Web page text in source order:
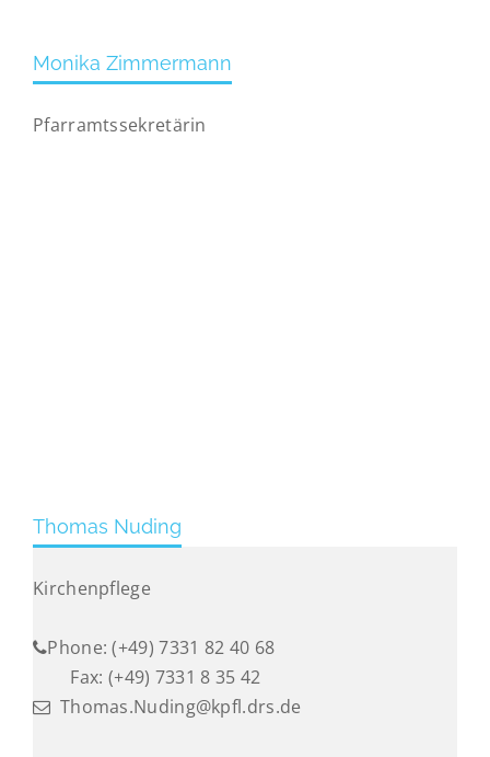
Monika Zimmermann
Pfarramtssekretärin
Thomas Nuding
Kirchenpflege
Phone: (+49) 7331 82 40 68
Fax: (+49) 7331 8 35 42
Thomas.Nuding@kpfl.drs.de